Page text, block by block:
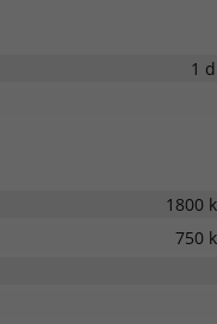
1
1800
750